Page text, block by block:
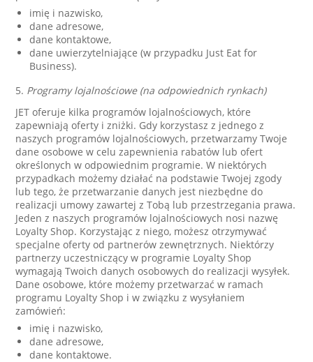
imię i nazwisko,
dane adresowe,
dane kontaktowe,
dane uwierzytelniające (w przypadku Just Eat for
Business).
5. Programy lojalnościowe (na odpowiednich rynkach)
JET oferuje kilka programów lojalnościowych, które
zapewniają oferty i zniżki. Gdy korzystasz z jednego z
naszych programów lojalnościowych, przetwarzamy Twoje
dane osobowe w celu zapewnienia rabatów lub ofert
określonych w odpowiednim programie. W niektórych
przypadkach możemy działać na podstawie Twojej zgody
lub tego, że przetwarzanie danych jest niezbędne do
realizacji umowy zawartej z Tobą lub przestrzegania prawa.
Jeden z naszych programów lojalnościowych nosi nazwę
Loyalty Shop. Korzystając z niego, możesz otrzymywać
specjalne oferty od partnerów zewnętrznych. Niektórzy
partnerzy uczestniczący w programie Loyalty Shop
wymagają Twoich danych osobowych do realizacji wysyłek.
Dane osobowe, które możemy przetwarzać w ramach
programu Loyalty Shop i w związku z wysyłaniem
zamówień:
imię i nazwisko,
dane adresowe,
dane kontaktowe.